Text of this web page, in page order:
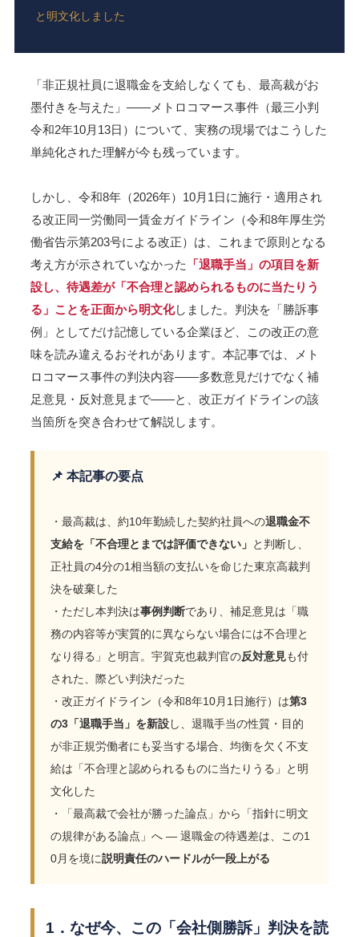
と明文化しました
「非正規社員に退職金を支給しなくても、最高裁がお
墨付きを与えた」――メトロコマース事件（最三小判
令和2年10月13日）について、実務の現場ではこうした
単純化された理解が今も残っています。
しかし、令和8年（2026年）10月1日に施行・適用され
る改正同一労働同一賃金ガイドライン（令和8年厚生労
働省告示第203号による改正）は、これまで原則となる
考え方が示されていなかった
「退職手当」の項目を新
設し、待遇差が「不合理と認められるものに当たりう
る」ことを正面から明文化しました。判決を「勝訴事
例」としてだけ記憶している企業ほど、この改正の意
味を読み違えるおそれがあります。本記事では、メト
ロコマース事件の判決内容――多数意見だけでなく補
足意見・反対意見まで――と、改正ガイドラインの該
当箇所を突き合わせて解説します。
📌 本記事の要点
・最高裁は、約10年勤続した契約社員への退職金不
支給を「不合理とまでは評価できない」 と判断し、
正社員の4分の1相当額の支払いを命じた東京高裁判
決を破棄した
・ただし本判決は事例判断であり、補足意見は「職
務の内容等が実質的に異ならない場合には不合理と
なり得る」と明言。宇賀克也裁判官の反対意見も付
された、際どい判決だった
・改正ガイドライン（令和8年10月1日施行）は第3
の3「退職手当」を新設し、退職手当の性質・目的
が非正規労働者にも妥当する場合、均衡を欠く不支
給は「不合理と認められるものに当たりうる」と明
文化した
・「最高裁で会社が勝った論点」から「指針に明文
の規律がある論点」へ ― 退職金の待遇差は、この1
0月を境に説明責任のハードルが一段上がる
1．なぜ今、この「会社側勝訴」判決を読